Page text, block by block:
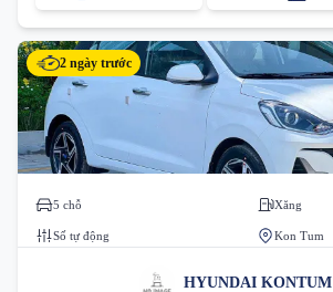
2 ngày trước
5 chỗ Xăng
Số tự động Kon Tum
HYUNDAI KONTUM